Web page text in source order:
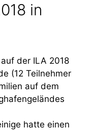
in
der ILA 2018
(12 Teilnehmer
auf dem
hatte einen